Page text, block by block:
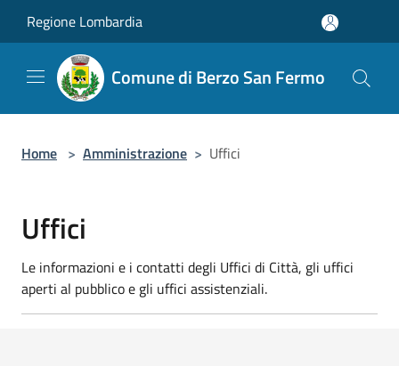
Regione Lombardia
Comune di Berzo San Fermo
Home > Amministrazione > Uffici
Uffici
Le informazioni e i contatti degli Uffici di Città, gli uffici
aperti al pubblico e gli uffici assistenziali.